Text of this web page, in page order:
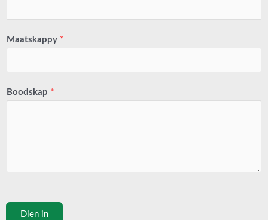
Maatskappy *
Boodskap *
Dien in